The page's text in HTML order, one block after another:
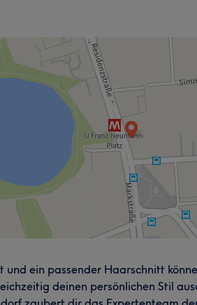
und ein passender Haarschnitt
deinen persönlichen Stil